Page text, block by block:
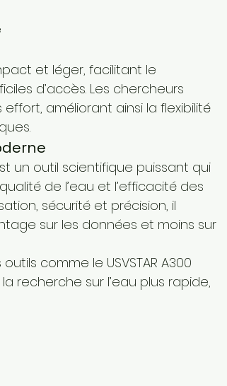
et léger, facilitant le
d’accès. Les chercheurs
améliorant ainsi la flexibilité
un outil scientifique puissant qui
de l’eau et l’efficacité des
sécurité et précision, il
sur les données et moins sur
comme le USVSTAR A300
recherche sur l’eau plus rapide,